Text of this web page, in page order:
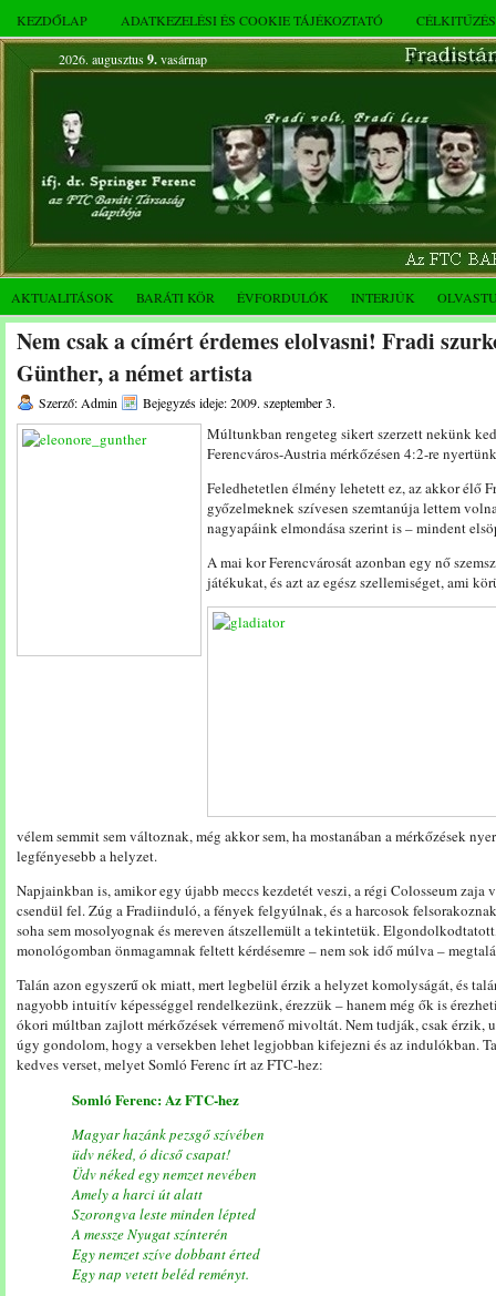
KEZDŐLAP ADATKEZELÉSI ÉS COOKIE TÁJÉKOZTATÓ
2026. augusztus 9.vasárnap
AKTUALITÁSOK BARÁTI KÖR ÉVFORDULÓK INTERJÚK
Nem csak a címért érdemes elolvasni! Fradi
Günther, a német artista
Szerző: Admin Bejegyzés ideje: 2009. szeptember 3.
Múltunkban rengeteg sikert szerzett nekünk
Ferencváros-Austria mérkőzésen 4:2-re
Feledhetetlen élmény lehetett ez, az akkor élő
győzelmeknek szívesen szemtanúja lettem
nagyapáink elmondása szerint is – mindent
A mai kor Ferencvárosát azonban egy nő
játékukat, és azt az egész szellemiséget, ami
vélem semmit sem változnak, még akkor sem, ha mostanában a mérkőzések
legfényesebb a helyzet.
Napjainkban is, amikor egy újabb meccs kezdetét veszi, a régi Colosseum
csendül fel. Zúg a Fradiinduló, a fények felgyúlnak, és a harcosok
soha sem mosolyognak és mereven átszellemült a tekintetük.
monológomban önmagamnak feltett kérdésemre – nem sok idő múlva –
Talán azon egyszerű ok miatt, mert legbelül érzik a helyzet komolyságát, és
nagyobb intuitív képességgel rendelkezünk, érezzük – hanem még ők is
ókori múltban zajlott mérkőzések vérremenő mivoltát. Nem tudják, csak érzik,
úgy gondolom, hogy a versekben lehet legjobban kifejezni és az indulókban.
kedves verset, melyet Somló Ferenc írt az FTC-hez:
Somló Ferenc: Az FTC-hez
Magyar hazánk pezsgő szívében
üdv néked, ó dicső csapat!
Üdv néked egy nemzet nevében
Amely a harci út alatt
Szorongva leste minden lépted
A messze Nyugat színterén
Egy nemzet szíve dobbant érted
Egy nap vetett beléd reményt.